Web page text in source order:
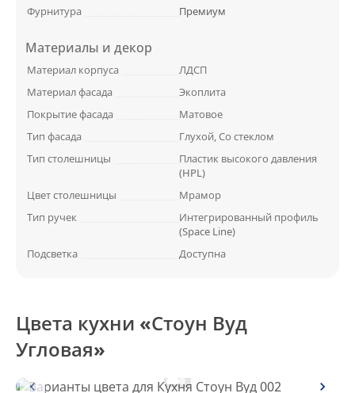
Фурнитура
Премиум
Материалы и декор
Материал корпуса
ЛДСП
Материал фасада
Экоплита
Покрытие фасада
Матовое
Тип фасада
Глухой, Со стеклом
Тип столешницы
Пластик высокого давления
(HPL)
Цвет столешницы
Мрамор
Тип ручек
Интегрированный профиль
(Space Line)
Подсветка
Доступна
Цвета кухни «Стоун Вуд
Угловая»